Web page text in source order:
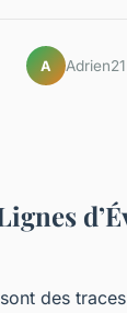
A Adrien
des